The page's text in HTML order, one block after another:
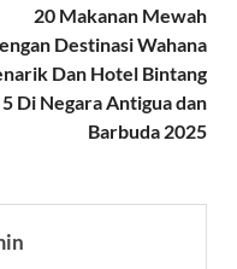
20 Makanan Mewah
Destinasi Wahana
Dan Hotel Bintang
5 Di Negara Antigua dan
Barbuda 2025